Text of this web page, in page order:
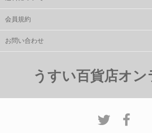
会員規約
お問い合わせ
うすい百貨店オン